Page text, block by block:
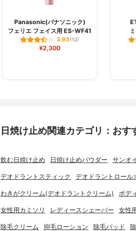
Panasonic(パナソニック)
フェリエ フェイス用 ES-WF41
3.93(12)
¥2,300
日焼け止め関連カテゴリ：おす
飲む日焼け止め 日焼け止めパウダー サンオ
デオドラントスティック デオドラントロール
わきがクリーム(デオドラントクリーム) ボデ
女性用カミソリ レディースシェーバー 女性
除毛クリーム 抑毛ローション 除毛パッド